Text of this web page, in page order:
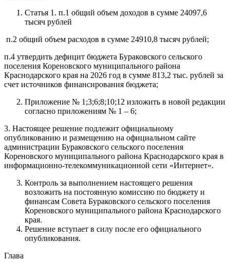
Статья 1. п.1 общий объем доходов в сумме 24097,6
тысяч рублей
п.2 общий объем расходов в сумме 24910,8 тысяч рублей;
п.4 утвердить дефицит бюджета Бураковского сельского
поселения Кореновского муниципального района
Краснодарского края на 2026 год в сумме 813,2 тыс. рублей за
счет источников финансирования бюджета;
Приложение № 1;3;6;8;10;12 изложить в новой редакции
согласно приложениям № 1 – 6;
3. Настоящее решение подлежит официальному
опубликованию и размещению на официальном сайте
администрации Бураковского сельского поселения
Кореновского муниципального района Краснодарского края в
информационно-телекоммуникационной сети «Интернет».
Контроль за выполнением настоящего решения
возложить на постоянную комиссию по бюджету и
финансам Совета Бураковского сельского поселения
Кореновского муниципального района Краснодарского
края.
Решение вступает в силу после его официального
опубликования.
Глава